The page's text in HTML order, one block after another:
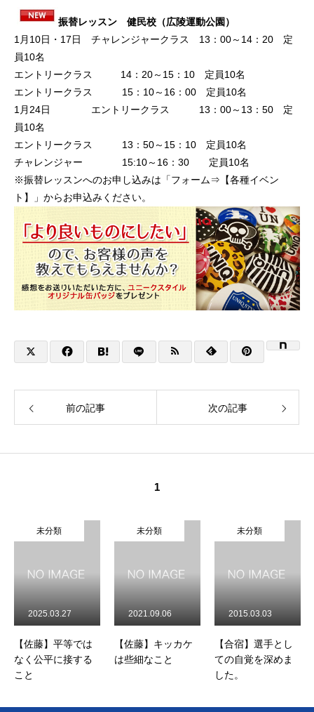
振替レッスン 健民校（広陵運動公園）
1月10日・17日 チャレンジャークラス 13：00～14：20 定
員10名
エントリークラス 14：20～15：10 定員10名
エントリークラス 15：10～16：00 定員10名
1月24日 エントリークラス 13：00～13：50 定
員10名
エントリークラス 13：50～15：10 定員10名
チャレンジャー 15:10～16：30 定員10名
※振替レッスンへのお申し込みは「フォーム⇒【各種イベン
ト】」からお申込みください。
前の記事 次の記事
1
未分類
【佐藤】平等では
なく公平に接する
こと
2025.03.27
未分類
【佐藤】キッカケ
は些細なこと
2021.09.06
未分類
【合宿】選手とし
ての自覚を深めま
した。
2015.03.03